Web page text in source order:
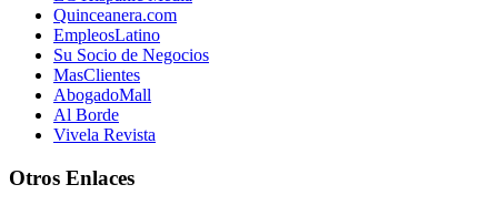
Quinceanera.com
EmpleosLatino
Su Socio de Negocios
MasClientes
AbogadoMall
Al Borde
Vivela Revista
Otros Enlaces